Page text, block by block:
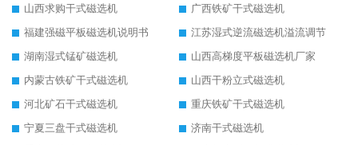
山西求购干式磁选机
广西铁矿干式磁选机
福建强磁平板磁选机说明书
江苏湿式逆流磁选机溢流调节
湖南湿式锰矿磁选机
山西高梯度平板磁选机厂家
内蒙古铁矿干式磁选机
山西干粉立式磁选机
河北矿石干式磁选机
重庆铁矿干式磁选机
宁夏三盘干式磁选机
济南干式磁选机